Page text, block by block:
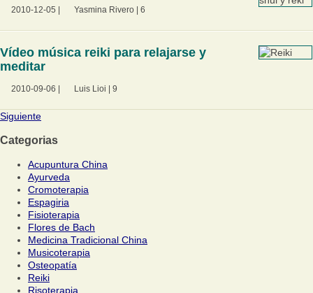
2010-12-05 Yasmina Rivero 6
Vídeo música reiki para relajarse y
meditar
2010-09-06 Luis Lioi 9
Siguiente
Categorias
Acupuntura China
Ayurveda
Cromoterapia
Espagiria
Fisioterapia
Flores de Bach
Medicina Tradicional China
Musicoterapia
Osteopatía
Reiki
Risoterapia